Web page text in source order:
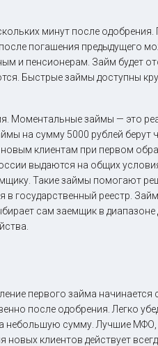
минут после
погашения предыдущего
и пенсионерам. Займ будет
Быстрые займы доступны
Моментальные займы — это
на сумму 5000 рублей берут
клиентам при первом
выдаются на общих
Такие займы помогают
государственный реестр.
сам заемщик в диапазоне
первого займа начинается
после одобрения. Легко
небольшую сумму. Лучшие
клиентов действует